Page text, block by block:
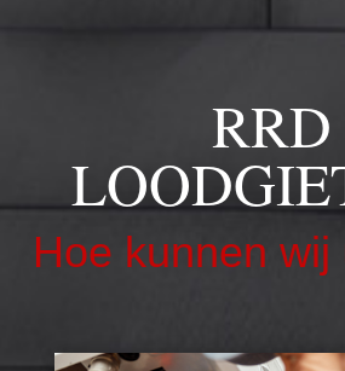
RRD
Hoe kunnen wij